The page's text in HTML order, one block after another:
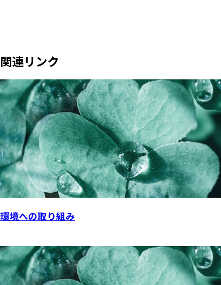
関連リンク
環境への取り組み